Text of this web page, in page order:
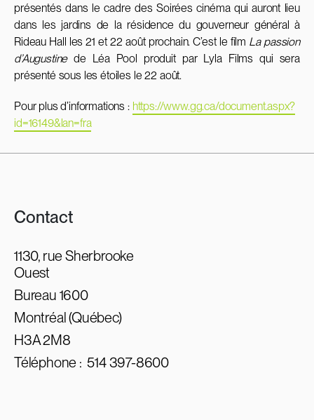
présentés dans le cadre des Soirées cinéma qui auront lieu
dans les jardins de la résidence du gouverneur général à
Rideau Hall les 21 et 22 août prochain. C’est le film La passion
d’Augustinede Léa Pool produit par Lyla Films qui sera
présenté sous les étoiles le 22 août.
Pour plus d’informations : https://www.gg.ca/document.aspx?
id=16149&lan=fra
Contact
1130, rue Sherbrooke
Ouest
Bureau 1600
Montréal (Québec)
H3A 2M8
Téléphone :514 397-8600